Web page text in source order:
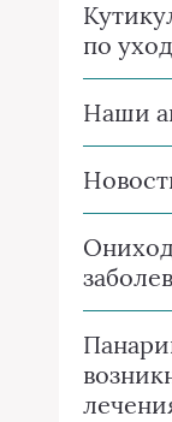
по
Наши